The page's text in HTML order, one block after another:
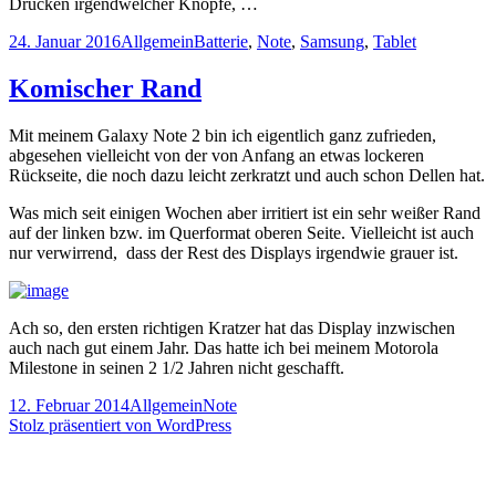
Veröffentlicht
24. Januar 2016Kategorien
AllgemeinSchlagwörter
Batterie, Note, Samsung, Tablet
Komischer Rand
Mit meinem Galaxy Note 2 bin ich eigentlich ganz zufrieden,
abgesehen vielleicht von der von Anfang an etwas lockeren
Rückseite, die noch dazu leicht zerkratzt und auch schon Dellen hat.
Was mich seit einigen Wochen aber irritiert ist ein sehr weißer Rand
auf der linken bzw. im Querformat oberen Seite. Vielleicht ist auch
nur verwirrend, dass der Rest des Displays irgendwie grauer ist.
Ach so, den ersten richtigen Kratzer hat das Display inzwischen
auch nach gut einem Jahr. Das hatte ich bei meinem Motorola
Milestone in seinen 2 1/2 Jahren nicht geschafft.
Veröffentlicht
am
12. Februar 2014Kategorien
AllgemeinSchlagwörter
Note
Stolz präsentiert von WordPress